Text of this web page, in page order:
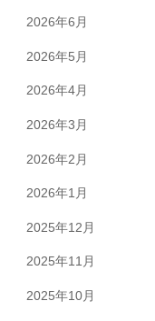
2026年6月
2026年5月
2026年4月
2026年3月
2026年2月
2026年1月
2025年12月
2025年11月
2025年10月